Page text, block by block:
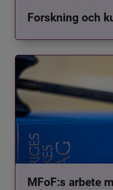
Forskning och
MFoF:s arbete